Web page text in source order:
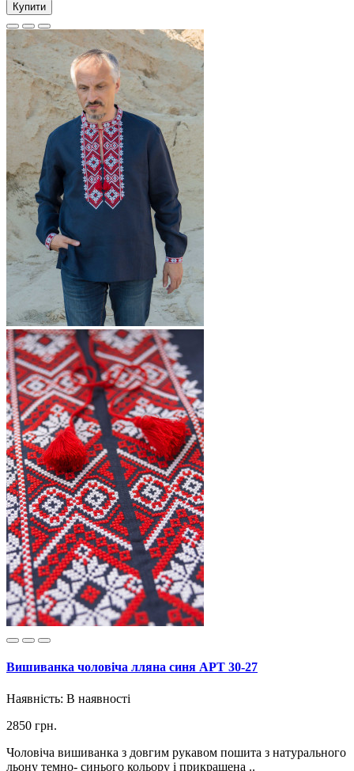
Купити
Вишиванка чоловіча лляна синя АРТ 30-27
Наявність: В наявності
2850 грн.
Чоловіча вишиванка з довгим рукавом пошита з натурального
льону темно- синього кольору і прикрашена ..